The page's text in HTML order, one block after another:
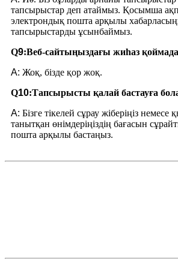
тапсырыстар деп атаймыз. Қосымша
электрондық пошта арқылы
тапсырыстарды ұсынбаймыз.
Q9:Веб-сайтыңыздағы жиһаз
A: Жоқ, бізде қор жоқ.
Q10:Тапсырысты қалай бастауға
A: Бізге тікелей сұрау жіберіңіз
танытқан өнімдеріңіздің бағасын
пошта арқылы бастаңыз.